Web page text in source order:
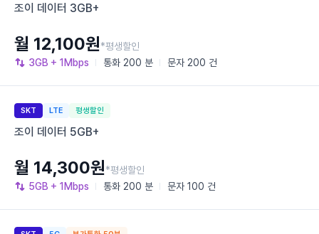
조이 데이터 3GB+
3GB + 1Mbps 통화 200 분 문자 200 건
월 12,100원*평생할인
SKT LTE 평생할인
조이 데이터 5GB+
5GB + 1Mbps 통화 200 분 문자 100 건
월 14,300원*평생할인